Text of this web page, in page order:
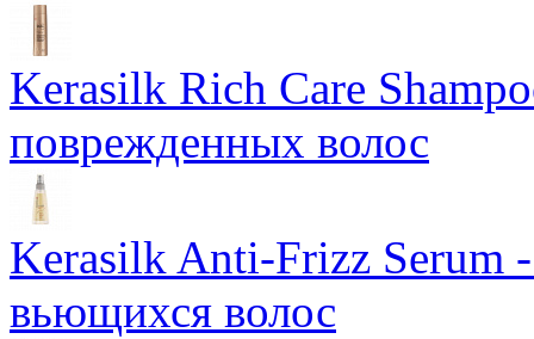
Kerasilk Rich Care
поврежденных волос
Kerasilk Anti-Frizz Serum
вьющихся волос